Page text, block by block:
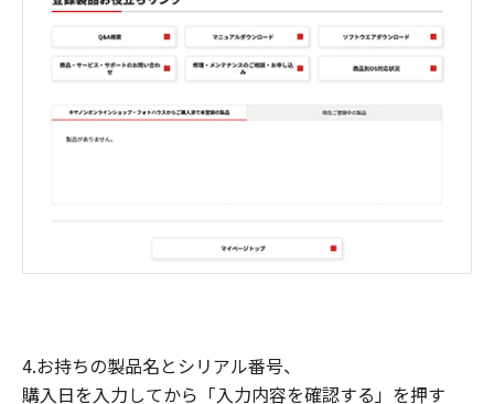
4.お持ちの製品名とシリアル番号、
購入日を入力してから「入力内容を確認する」を押す